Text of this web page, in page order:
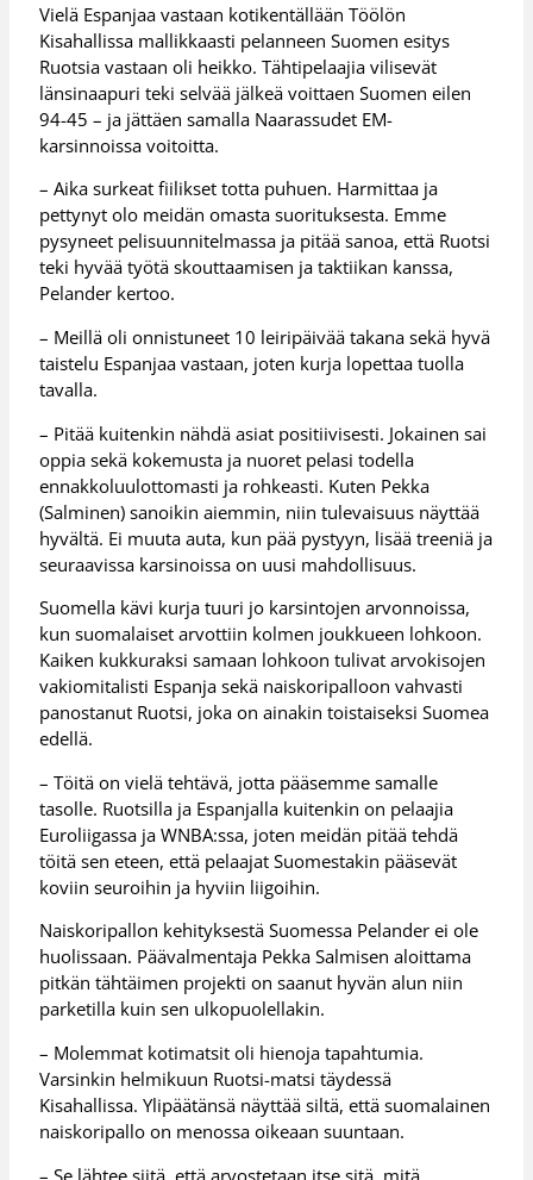
Vielä Espanjaa vastaan kotikentällään Töölön
Kisahallissa mallikkaasti pelanneen Suomen esitys
Ruotsia vastaan oli heikko. Tähtipelaajia vilisevät
länsinaapuri teki selvää jälkeä voittaen Suomen eilen
94-45 – ja jättäen samalla Naarassudet EM-
karsinnoissa voitoitta.
– Aika surkeat fiilikset totta puhuen. Harmittaa ja
pettynyt olo meidän omasta suorituksesta. Emme
pysyneet pelisuunnitelmassa ja pitää sanoa, että Ruotsi
teki hyvää työtä skouttaamisen ja taktiikan kanssa,
Pelander kertoo.
– Meillä oli onnistuneet 10 leiripäivää takana sekä hyvä
taistelu Espanjaa vastaan, joten kurja lopettaa tuolla
tavalla.
– Pitää kuitenkin nähdä asiat positiivisesti. Jokainen sai
oppia sekä kokemusta ja nuoret pelasi todella
ennakkoluulottomasti ja rohkeasti. Kuten Pekka
(Salminen) sanoikin aiemmin, niin tulevaisuus näyttää
hyvältä. Ei muuta auta, kun pää pystyyn, lisää treeniä ja
seuraavissa karsinoissa on uusi mahdollisuus.
Suomella kävi kurja tuuri jo karsintojen arvonnoissa,
kun suomalaiset arvottiin kolmen joukkueen lohkoon.
Kaiken kukkuraksi samaan lohkoon tulivat arvokisojen
vakiomitalisti Espanja sekä naiskoripalloon vahvasti
panostanut Ruotsi, joka on ainakin toistaiseksi Suomea
edellä.
– Töitä on vielä tehtävä, jotta pääsemme samalle
tasolle. Ruotsilla ja Espanjalla kuitenkin on pelaajia
Euroliigassa ja WNBA:ssa, joten meidän pitää tehdä
töitä sen eteen, että pelaajat Suomestakin pääsevät
koviin seuroihin ja hyviin liigoihin.
Naiskoripallon kehityksestä Suomessa Pelander ei ole
huolissaan. Päävalmentaja Pekka Salmisen aloittama
pitkän tähtäimen projekti on saanut hyvän alun niin
parketilla kuin sen ulkopuolellakin.
– Molemmat kotimatsit oli hienoja tapahtumia.
Varsinkin helmikuun Ruotsi-matsi täydessä
Kisahallissa. Ylipäätänsä näyttää siltä, että suomalainen
naiskoripallo on menossa oikeaan suuntaan.
– Se lähtee siitä, että arvostetaan itse sitä, mitä